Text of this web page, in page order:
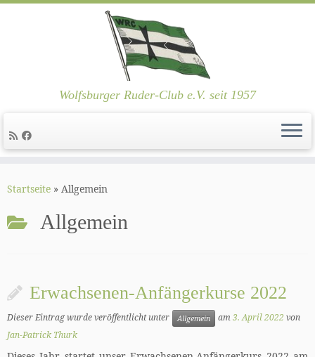
Inhalt
Wolfsburger Ruder-Club e.V. seit 1957
Startseite » Allgemein
Allgemein
Erwachsenen-Anfängerkurse 2022
Dieser Eintrag wurde veröffentlicht unter Allgemein am3. April 2022 von
Jan-Patrick Thurk